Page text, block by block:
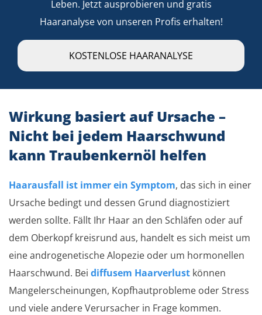
Leben. Jetzt ausprobieren und gratis
Haaranalyse von unseren Profis erhalten!
KOSTENLOSE HAARANALYSE
Wirkung basiert auf Ursache –
Nicht bei jedem Haarschwund
kann Traubenkernöl helfen
Haarausfall ist immer ein Symptom, das sich in einer
Ursache bedingt und dessen Grund diagnostiziert
werden sollte. Fällt Ihr Haar an den Schläfen oder auf
dem Oberkopf kreisrund aus, handelt es sich meist um
eine androgenetische Alopezie oder um hormonellen
Haarschwund. Bei diffusem Haarverlust können
Mangelerscheinungen, Kopfhautprobleme oder Stress
und viele andere Verursacher in Frage kommen.